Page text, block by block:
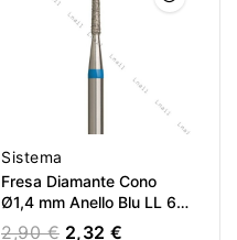
Sistema
Fresa Diamante Cono
Ø1,4 mm Anello Blu LL 6,0
mm
2,90 € 2,32 €